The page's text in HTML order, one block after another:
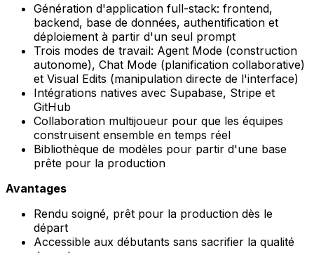
Génération d'application full-stack: frontend,
backend, base de données, authentification et
déploiement à partir d'un seul prompt
Trois modes de travail: Agent Mode (construction
autonome), Chat Mode (planification collaborative)
et Visual Edits (manipulation directe de l'interface)
Intégrations natives avec Supabase, Stripe et
GitHub
Collaboration multijoueur pour que les équipes
construisent ensemble en temps réel
Bibliothèque de modèles pour partir d'une base
prête pour la production
Avantages
Rendu soigné, prêt pour la production dès le
départ
Accessible aux débutants sans sacrifier la qualité